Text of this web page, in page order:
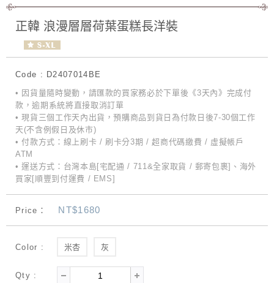
正韓 浪漫層層荷葉蛋糕長洋裝
Code : D2407014BE
• 因貨量隨時變動，請匯款的買家務必於下單後《3天內》完成付
款，逾期系統將直接取消訂單
• 現貨三個工作天內出貨，預購商品到貨日為付款日後7-30個工作
天(不含例假日及休市)
• 付款方式：線上刷卡 / 刷卡分3期 / 超商代碼繳費 / 虛擬帳戶
ATM
• 運送方式：台灣本島[宅配通 / 711&全家取貨 / 郵寄包裹]、海外
買家[順豐到付運費 / EMS]
Price： NT$1680
Color : 米杏 灰
Qty :